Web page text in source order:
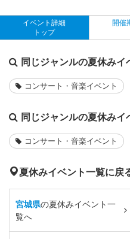
イベント詳細
トップ
開催
同じジャンルの夏休みイ
コンサート・音楽イベント
同じジャンルの夏休みイ
コンサート・音楽イベント
夏休みイベント一覧に戻
宮城県の夏休みイベント一
覧へ